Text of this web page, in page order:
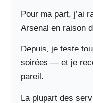
Pour ma part, j’ai
Arsenal en raison
Depuis, je teste
soirées — et je
pareil.
La plupart des